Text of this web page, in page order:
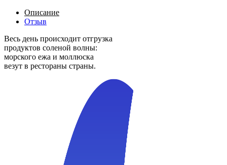
Описание
Отзыв
Весь день происходит отгрузка
продуктов соленой волны:
морского ежа и моллюска
везут в рестораны страны.